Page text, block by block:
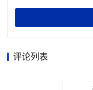
评论列表